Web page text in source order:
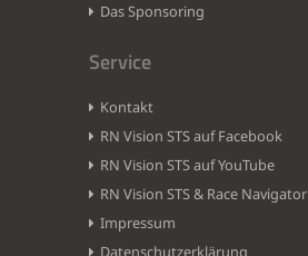
Das Sponsoring
Service
Kontakt
RN Vision STS auf Facebook
RN Vision STS auf YouTube
RN Vision STS & Race Navigator
Impressum
Datenschutzerklärung